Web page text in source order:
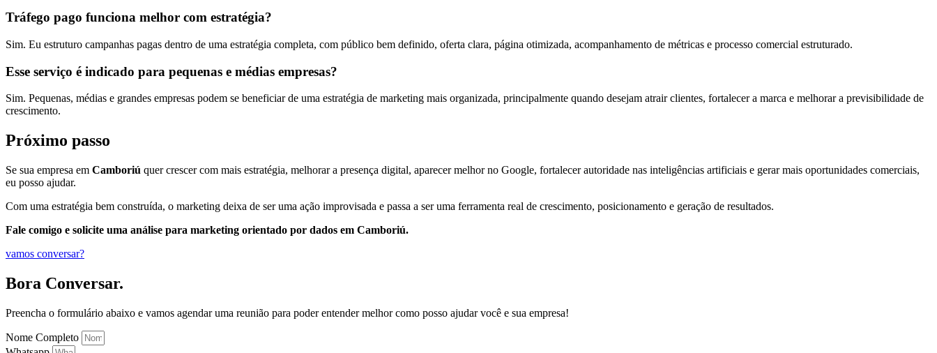
Tráfego pago funciona melhor com estratégia?
Sim. Eu estruturo campanhas pagas dentro de uma estratégia completa, com público bem definido, oferta clara, página otimizada, acompanhamento de métricas e processo comercial estruturado.
Esse serviço é indicado para pequenas e médias empresas?
Sim. Pequenas, médias e grandes empresas podem se beneficiar de uma estratégia de marketing mais organizada, principalmente quando desejam atrair clientes, fortalecer a marca e melhorar a previsibilidade de
crescimento.
Próximo passo
Se sua empresa em Camboriú quer crescer com mais estratégia, melhorar a presença digital, aparecer melhor no Google, fortalecer autoridade nas inteligências artificiais e gerar mais oportunidades comerciais,
eu posso ajudar.
Com uma estratégia bem construída, o marketing deixa de ser uma ação improvisada e passa a ser uma ferramenta real de crescimento, posicionamento e geração de resultados.
Fale comigo e solicite uma análise para marketing orientado por dados em Camboriú.
vamos conversar?
Bora Conversar.
Preencha o formulário abaixo e vamos agendar uma reunião para poder entender melhor como posso ajudar você e sua empresa!
Nome Completo